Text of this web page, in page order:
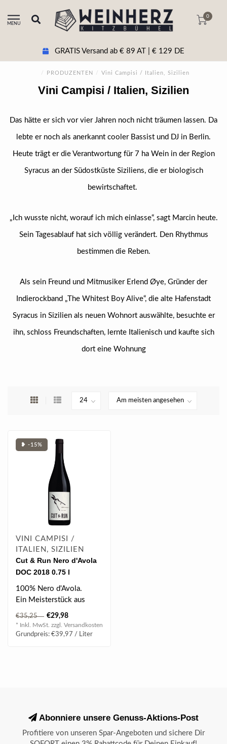
MENU
0
GRATIS Versand ab € 89 AT | € 129 DE
/ PRODUZENTEN / Vini Campisi / Italien, Sizilien
Vini Campisi / Italien, Sizilien
Das hätte er sich vor vier Jahren noch nicht träumen lassen. Da
lebte er noch als anerkannt cooler Bassist und DJ in Berlin.
Heute trägt er die Verantwortung für 7 ha Wein in der Region
Syracus an der Südostküste Siziliens, die er biologisch
bewirtschaftet.
„Ich wusste nicht, worauf ich mich einlasse“, sagt Marcin heute.
Sein Tagesablauf hat sich völlig verändert. Den Rhythmus
bestimmen die Reben.
Als sein Freund und Mitmusiker Erlend Øye, Gründer der
Indierockband „The Whitest Boy Alive“, die alte Hafenstadt
Syracus in Sizilien als neuen Wohnort auswählte, besuchte er
ihn, schloss Freundschaften, lernte Italienisch und kaufte sich
dort eine Wohnung
❥ -15%
VINI CAMPISI /
ITALIEN, SIZILIEN
Cut & Run Nero d'Avola
DOC 2018 0.75 l
100% Nero d'Avola.
Ein Meisterstück aus
Sizilien, wunderbar weich,
dicht und ..
€35,25 €29,98
* Inkl. MwSt. zzgl. Versandkosten
Grundpreis: €39,97 / Liter
Abonniere unsere Genuss-Aktions-Post
Profitiere von unseren Spar-Angeboten und sichere Dir